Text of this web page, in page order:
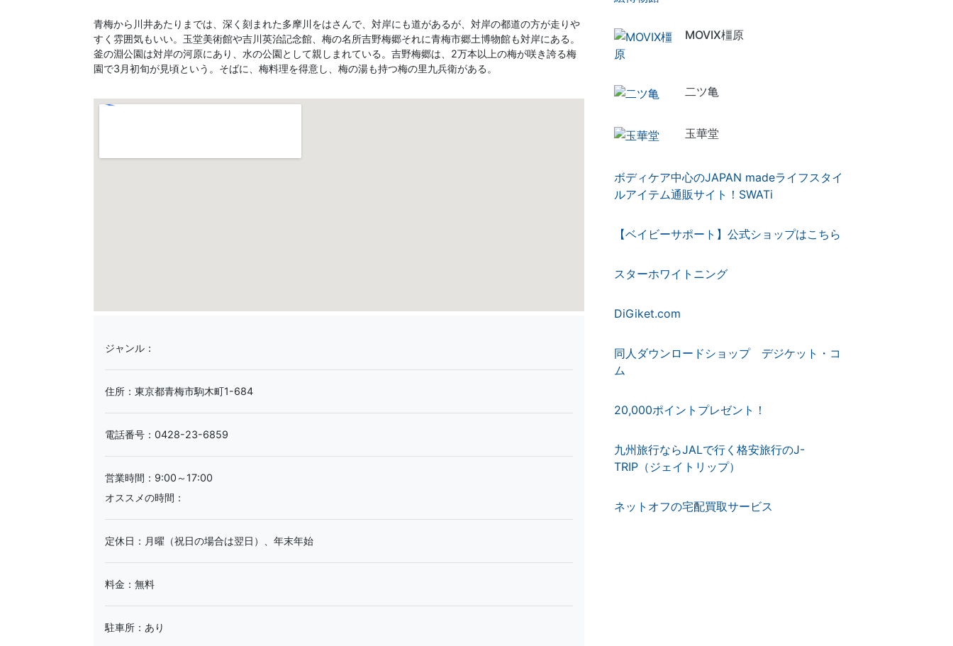
青梅から川井あたりまでは、深く刻まれた多摩川をはさんで、対岸にも道があるが、対岸の都道の方が走りや
すく雰囲気もいい。玉堂美術館や吉川英治記念館、梅の名所吉野梅郷それに青梅市郷土博物館も対岸にある。
釜の淵公園は対岸の河原にあり、水の公園として親しまれている。吉野梅郷は、2万本以上の梅が咲き誇る梅
園で3月初旬が見頃という。そばに、梅料理を得意し、梅の湯も持つ梅の里九兵衛がある。
ジャンル：
住所：東京都青梅市駒木町1-684
電話番号：0428-23-6859
営業時間：9:00～17:00
オススメの時間：
定休日：月曜（祝日の場合は翌日）、年末年始
料金：無料
駐車所：あり
MOVIX橿原
二ツ亀
玉華堂
ボディケア中心のJAPAN madeライフスタイ
ルアイテム通販サイト！SWATi
【ベイビーサポート】公式ショップはこちら
スターホワイトニング
DiGiket.com
同人ダウンロードショップ デジケット・コ
ム
20,000ポイントプレゼント！
九州旅行ならJALで行く格安旅行のJ-
TRIP（ジェイトリップ）
ネットオフの宅配買取サービス